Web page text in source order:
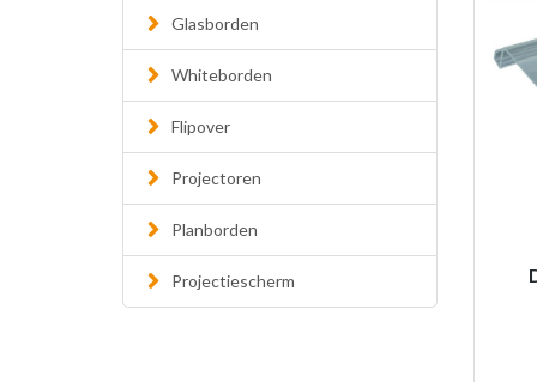
Glasborden
Whiteborden
Flipover
Projectoren
Planborden
Projectiescherm